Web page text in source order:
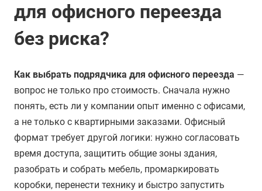
для офисного переезда
без риска?
Как выбрать подрядчика для офисного переезда —
вопрос не только про стоимость. Сначала нужно
понять, есть ли у компании опыт именно с офисами,
а не только с квартирными заказами. Офисный
формат требует другой логики: нужно согласовать
время доступа, защитить общие зоны здания,
разобрать и собрать мебель, промаркировать
коробки, перенести технику и быстро запустить